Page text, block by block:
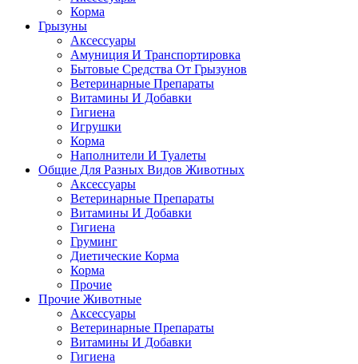
Корма
Грызуны
Аксессуары
Амуниция И Транспортировка
Бытовые Средства От Грызунов
Ветеринарные Препараты
Витамины И Добавки
Гигиена
Игрушки
Корма
Наполнители И Туалеты
Общие Для Разных Видов Животных
Аксессуары
Ветеринарные Препараты
Витамины И Добавки
Гигиена
Груминг
Диетические Корма
Корма
Прочие
Прочие Животные
Аксессуары
Ветеринарные Препараты
Витамины И Добавки
Гигиена